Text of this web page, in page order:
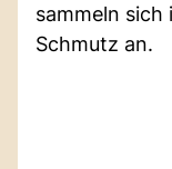
sammeln sich
Schmutz an.